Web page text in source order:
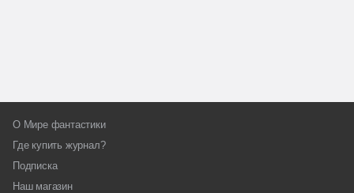
О Мире фантастики
Где купить журнал?
Подписка
Наш магазин